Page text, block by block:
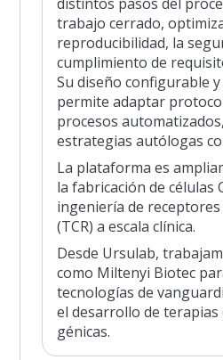
trabajo cerrado,
reproducibilidad, la
cumplimiento de
Su diseño configurable y
permite adaptar
procesos
estrategias autólogas
La plataforma es
la fabricación de células
ingeniería de receptores
(TCR) a escala clínica.
Desde Ursulab,
como Miltenyi Biotec
tecnologías de
el desarrollo de terapias
génicas.